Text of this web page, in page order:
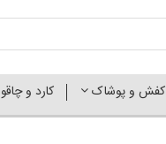
کفش و پوشاک کارد و چاقو